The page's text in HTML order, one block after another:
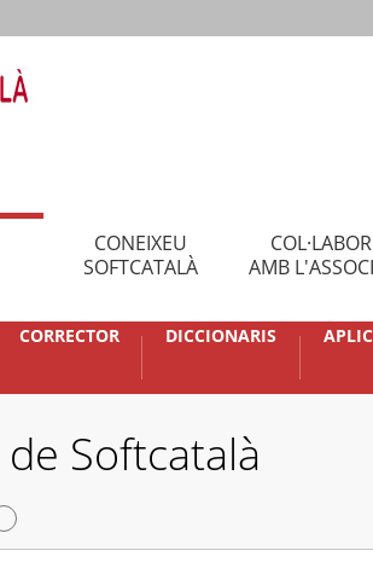
CONEIXEU
SOFTCATALÀ
AMB
CORRECTOR DICCIONARIS
Softcatalà